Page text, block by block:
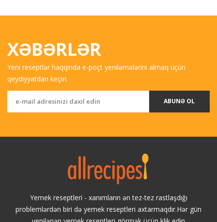
XƏBƏRLƏR
Yeni reseptlər haqqında e-poçt yeniləmələrini almaq üçün
qeydiyyatdan keçin.
ABUNƏ OL
Yemek reseptleri - xanımların ən tez-tez rastlaşdığı
problemlərdən biri də yemek reseptleri axtarmaqdır.Hər gün